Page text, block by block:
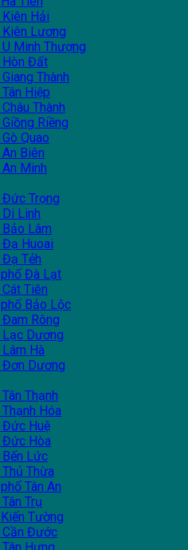
Kiên Hải
Kiên Lương
U Minh Thượng
Hòn Đất
Thành
Hiệp
Thành
Riềng
Quao
Biên
Minh
Đức Trọng
Linh
Bảo Lâm
Đạ Huoai
Đạ Tẻh
phố Đà Lạt
Tiên
Bảo Lộc
Đam Rông
Lạc Dương
Lâm Hà
Đơn Dương
Thạnh
Hóa
Đức Huệ
Đức Hòa
Bến Lức
Thủ Thừa
Tân An
Trụ
Tường
Cần Đước